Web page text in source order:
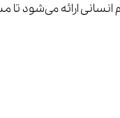
موفقیت هموارتر شود.